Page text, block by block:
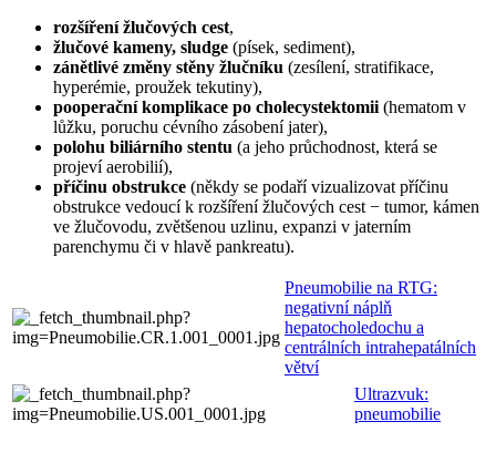
rozšíření žlučových cest,
žlučové kameny, sludge (písek, sediment),
zánětlivé změny stěny žlučníku (zesílení, stratifikace,
hyperémie, proužek tekutiny),
pooperační komplikace po cholecystektomii (hematom v
lůžku, poruchu cévního zásobení jater),
polohu biliárního stentu (a jeho průchodnost, která se
projeví aerobilií),
příčinu obstrukce (někdy se podaří vizualizovat příčinu
obstrukce vedoucí k rozšíření žlučových cest − tumor, kámen
ve žlučovodu, zvětšenou uzlinu, expanzi v jaterním
parenchymu či v hlavě pankreatu).
Pneumobilie na RTG:
negativní náplň
hepatocholedochu a
centrálních intrahepatálních
větví
Ultrazvuk:
pneumobilie